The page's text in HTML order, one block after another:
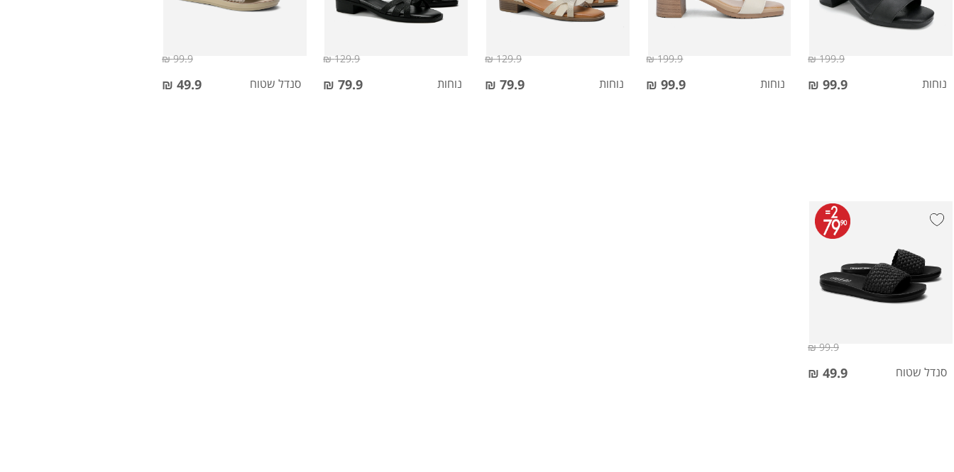
נוחות 99.9 ₪
199.9 ₪
נוחות 99.9 ₪
199.9 ₪
נוחות 79.9 ₪
129.9 ₪
נוחות 79.9 ₪
129.9 ₪
סנדל שטוח 49.9 ₪
99.9 ₪
סנדל שטוח 49.9 ₪
99.9 ₪